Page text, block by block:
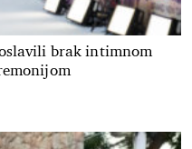
brak intimnom